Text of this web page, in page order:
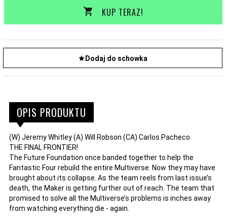
KUP TERAZ!
Dodaj do schowka
OPIS PRODUKTU
(W) Jeremy Whitley (A) Will Robson (CA) Carlos Pacheco
THE FINAL FRONTIER!
The Future Foundation once banded together to help the
Fantastic Four rebuild the entire Multiverse. Now they may have
brought about its collapse. As the team reels from last issue’s
death, the Maker is getting further out of reach. The team that
promised to solve all the Multiverse’s problems is inches away
from watching everything die - again.